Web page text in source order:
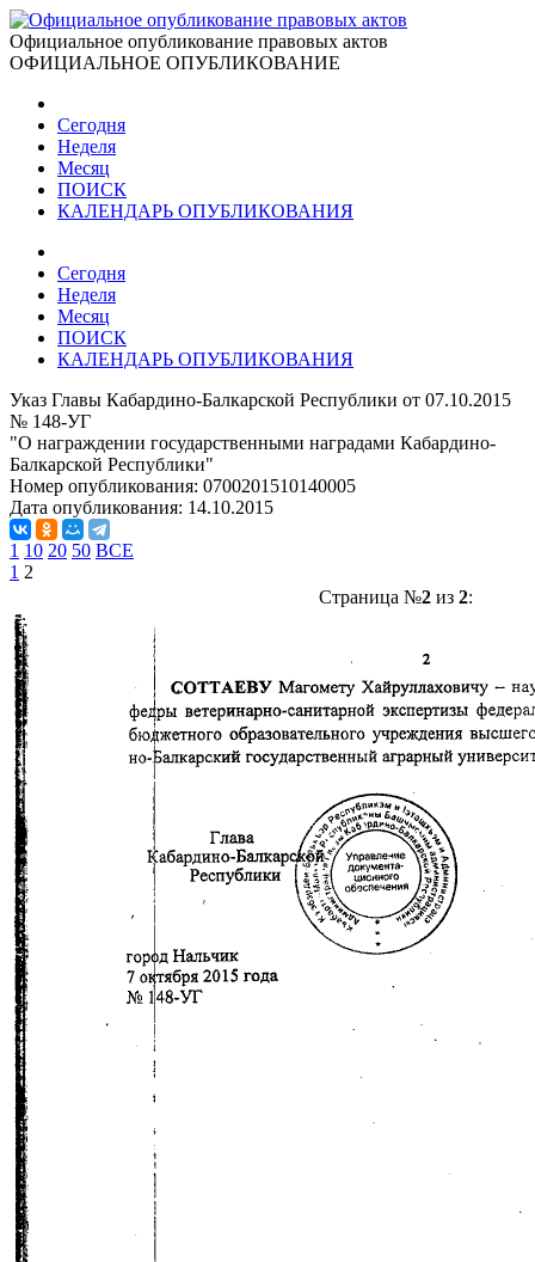
Официальное опубликование правовых актов
ОФИЦИАЛЬНОЕ ОПУБЛИКОВАНИЕ
Сегодня
Неделя
Месяц
ПОИСК
КАЛЕНДАРЬ ОПУБЛИКОВАНИЯ
Сегодня
Неделя
Месяц
ПОИСК
КАЛЕНДАРЬ ОПУБЛИКОВАНИЯ
Указ Главы Кабардино-Балкарской Республики от 07.10.2015
№ 148-УГ
"О награждении государственными наградами Кабардино-
Балкарской Республики"
Номер опубликования: 0700201510140005
Дата опубликования: 14.10.2015
1 10 20 50 ВСЕ
1 2
Страница №2из 2: